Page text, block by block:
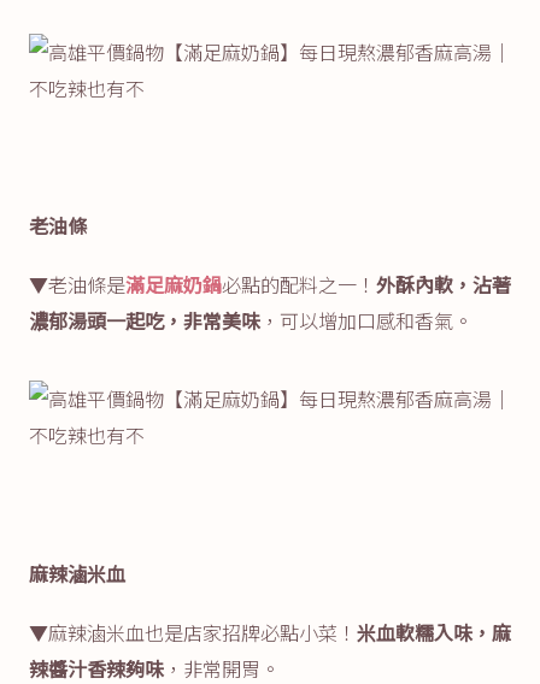
老油條
▼老油條是滿足麻奶鍋必點的配料之一！ 外酥內軟，沾著
濃郁湯頭一起吃，非常美味 ，可以增加口感和香氣。
麻辣滷米血
▼麻辣滷米血也是店家招牌必點小菜！ 米血軟糯入味，麻
辣醬汁香辣夠味 ，非常開胃。